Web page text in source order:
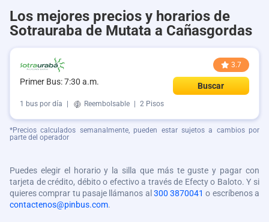
Los mejores precios y horarios de
Sotrauraba de Mutata a Cañasgordas
Primer Bus: 7:30 a.m.
3.7
Buscar
1 bus por día Reembolsable 2 Pisos
*Precios calculados semanalmente, pueden estar sujetos a cambios por
parte del operador
Puedes elegir el horario y la silla que más te guste y pagar con
tarjeta de crédito, débito o efectivo a través de Efecty o Baloto. Y si
quieres comprar tu pasaje llámanos al 300 3870041 o escríbenos a
contactenos@pinbus.com.